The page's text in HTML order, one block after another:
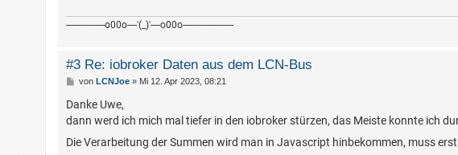
----------------o00o----'(_)'----o00o---------------------
#3 Re: iobroker Daten aus dem LCN-Bus
B
i
r
g
von LCNJoe» Mi 12. Apr 2023, 08:21
Danke Uwe,
dann werd ich mich mal tiefer in den iobroker stürzen, das Meiste konnte ich
Die Verarbeitung der Summen wird man in Javascript hinbekommen, muss